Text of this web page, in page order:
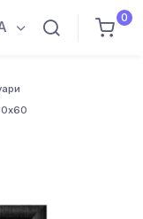
0